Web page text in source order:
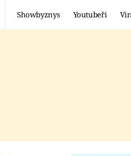
Showbyznys Youtubeři
TADEÁŠ KUBĚNKA